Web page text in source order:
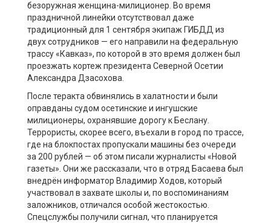
безоружная женщина-милиционер. Во время
праздничной линейки отсутствовал даже
традиционный для 1 сентября экипаж ГИБДД из
двух сотрудников — его направили на федеральную
трассу «Кавказ», по которой в это время должен был
проезжать кортеж президента Северной Осетии
Александра Дзасохова.
После теракта обвинялись в халатности и были
оправданы судом осетинские и ингушские
милиционеры, охранявшие дорогу к Беслану.
Террористы, скорее всего, въехали в город по трассе,
где на блокпостах пропускали машины без очереди
за 200 рублей — об этом писали журналисты «Новой
газеты». Они же рассказали, что в отряд Басаева был
внедрён информатор Владимир Ходов, который
участвовал в захвате школы и, по воспоминаниям
заложников, отличался особой жестокостью.
Спецслужбы получили сигнал, что планируется